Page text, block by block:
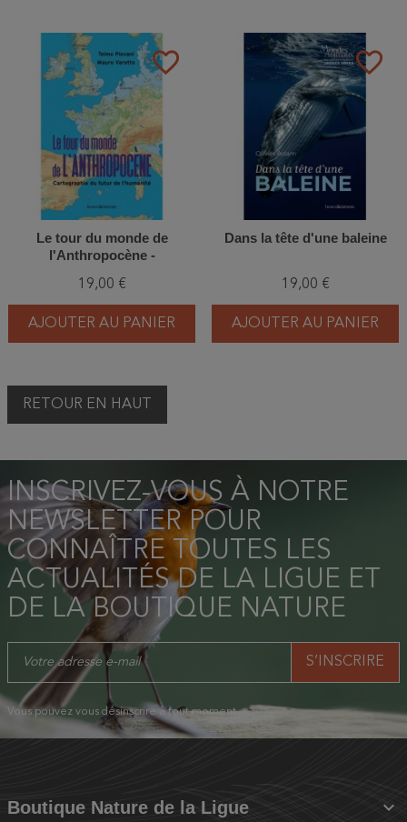
favorite_border
Le tour du monde de
l'Anthropocène -
l'humanité
19,00 €
AJOUTER AU PANIER
favorite_border
Dans la tête d'une baleine
19,00 €
AJOUTER AU PANIER
RETOUR EN HAUT
INSCRIVEZ-VOUS À NOTRE
NEWSLETTER POUR
CONNAÎTRE TOUTES LES
ACTUALITÉS DE LA LIGUE ET
DE LA BOUTIQUE NATURE
Vous pouvez vous désinscrire à tout moment.
Boutique Nature de la Ligue 